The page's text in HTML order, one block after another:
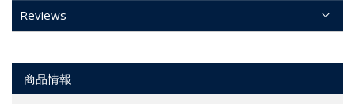
Reviews
商品情報